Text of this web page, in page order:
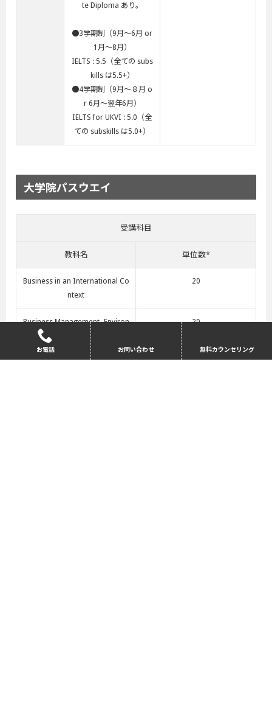
te Diploma あり。
●3学期制（9月～6月 or
1月～8月）
IELTS : 5.5（全ての subs
kills は5.5+）
●4学期制（9月～８月 o
r 6月～翌年6月）
IELTS for UKVI : 5.0（全
ての subskills は5.0+）
大学院パスウエイ
受講科目
教科名 単位数*
Business in an International Co
ntext
20
Business Management -Environ
ment, Theory and Practice
20
お電話 お問い合わせ 無料カウンセリング